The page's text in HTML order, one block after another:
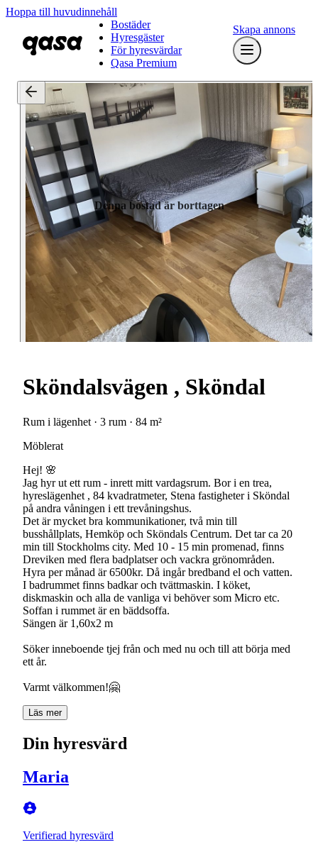
Hoppa till huvudinnehåll
Bostäder
Hyresgäster
För hyresvärdar
Qasa Premium
Skapa annons
Denna bostad är borttagen
Sköndalsvägen , Sköndal
Rum i lägenhet · 3 rum · 84 m²
Möblerat
Hej! 🌸
Jag hyr ut ett rum - inrett mitt vardagsrum. Bor i en trea,
hyreslägenhet , 84 kvadratmeter, Stena fastigheter i Sköndal
på andra våningen i ett trevåningshus.
Det är mycket bra kommunikationer, två min till
busshållplats, Hemköp och Sköndals Centrum. Det tar ca 20
min till Stockholms city. Med 10 - 15 min promenad, finns
Dreviken med flera badplatser och vackra grönområden.
Hyra per månad är 6500kr. Då ingår bredband el och vatten.
I badrummet finns badkar och tvättmaskin. I köket,
diskmaskin och alla de vanliga vi behöver som Micro etc.
Soffan i rummet är en bäddsoffa.
Sängen är 1,60x2 m
Söker inneboende tjej från och med nu och till att börja med
ett år.
Varmt välkommen!🤗
Läs mer
Din hyresvärd
Maria
Verifierad hyresvärd